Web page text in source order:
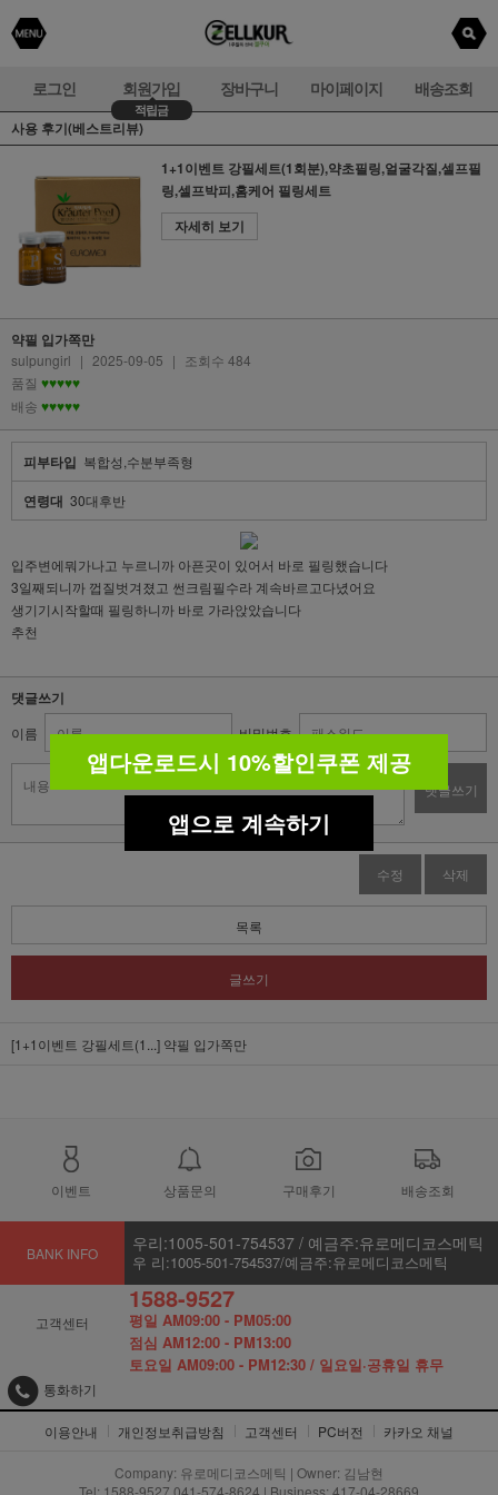
로그인 회원가입
적립금
장바구니 마이페이지 배송조회
사용 후기(베스트리뷰)
1+1이벤트 강필세트(1회분),약초필링,얼굴각질,셀프필
링,셀프박피,홈케어 필링세트
자세히 보기
약필 입가쪽만
sulpungirl | 2025-09-05 | 조회수 484
품질 ♥♥♥♥♥
배송 ♥♥♥♥♥
피부타입 복합성,수분부족형
연령대 30대후반
입주변에뭐가나고 누르니까 아픈곳이 있어서 바로 필링했습니다
3일째되니까 껍질벗겨졌고 썬크림필수라 계속바르고다녔어요
생기기시작할때 필링하니까 바로 가라앉았습니다
추천
댓글쓰기
이름 비밀번호
댓글쓰기
수정 삭제
목록
글쓰기
[1+1이벤트 강필세트(1...] 약필 입가쪽만
이벤트 상품문의 구매후기 배송조회
BANK INFO 우리:1005-501-754537 / 예금주:유로메디코스메틱
우 리:1005-501-754537/예금주:유로메디코스메틱
고객센터
1588-9527
평일 AM09:00 - PM05:00
점심 AM12:00 - PM13:00
토요일 AM09:00 - PM12:30 / 일요일·공휴일 휴무
통화하기
이용안내 개인정보취급방침 고객센터 PC버전 카카오 채널
Company: 유로메디코스메틱 | Owner: 김남현
Tel: 1588-9527,041-574-8624 | Business: 417-04-28669
앱다운로드시 10%할인쿠폰 제공
앱으로 계속하기